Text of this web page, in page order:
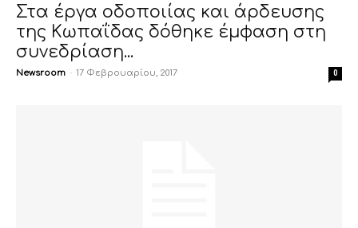
Στα έργα οδοποιίας και άρδευσης
της Κωπαΐδας δόθηκε έμφαση στη
συνεδρίαση...
Newsroom - 17 Φεβρουαρίου, 2017 0